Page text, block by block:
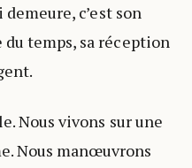
c’est son
temps, sa réception
Nous vivons sur une
Nous manœuvrons